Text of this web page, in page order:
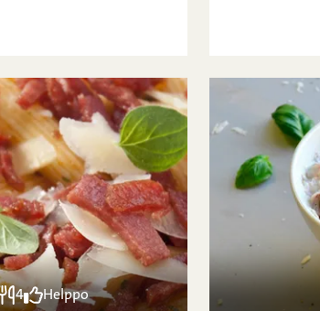
4 Helppo